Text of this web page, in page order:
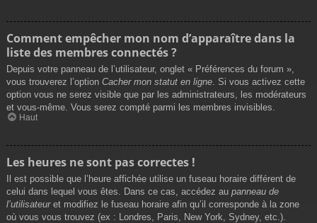
Comment empêcher mon nom d’apparaître dans la
liste des membres connectés ?
Depuis votre panneau de l’utilisateur, onglet « Préférences du forum »,
vous trouverez l’option Cacher mon statut en ligne. Si vous activez cette
option vous ne serez visible que par les administrateurs, les modérateurs
et vous-même. Vous serez compté parmi les membres invisibles.
Haut
Les heures ne sont pas correctes !
Il est possible que l’heure affichée utilise un fuseau horaire différent de
celui dans lequel vous êtes. Dans ce cas, accédez au panneau de
l’utilisateuret modifiez le fuseau horaire afin qu’il corresponde à la zone
où vous vous trouvez (ex : Londres, Paris, New York, Sydney, etc.).